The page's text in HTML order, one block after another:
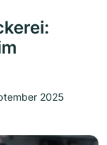
2025